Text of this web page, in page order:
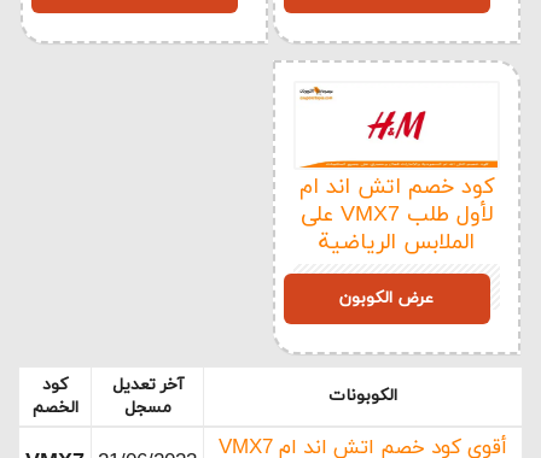
كود خصم اتش اند ام
لأول طلب VMX7 على
الملابس الرياضية
عرض الكوبون
الكوبونات
آخر تعديل
مسجل
كود
الخصم
أقوى كود خصم اتش اند ام VMX7